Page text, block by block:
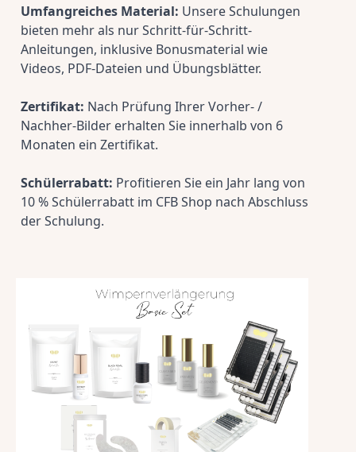
Umfangreiches Material: Unsere Schulungen
bieten mehr als nur Schritt-für-Schritt-
Anleitungen, inklusive Bonusmaterial wie
Videos, PDF-Dateien und Übungsblätter.
Zertifikat: Nach Prüfung Ihrer Vorher- /
Nachher-Bilder erhalten Sie innerhalb von 6
Monaten ein Zertifikat.
Schülerrabatt: Profitieren Sie ein Jahr lang von
10 % Schülerrabatt im CFB Shop nach Abschluss
der Schulung.